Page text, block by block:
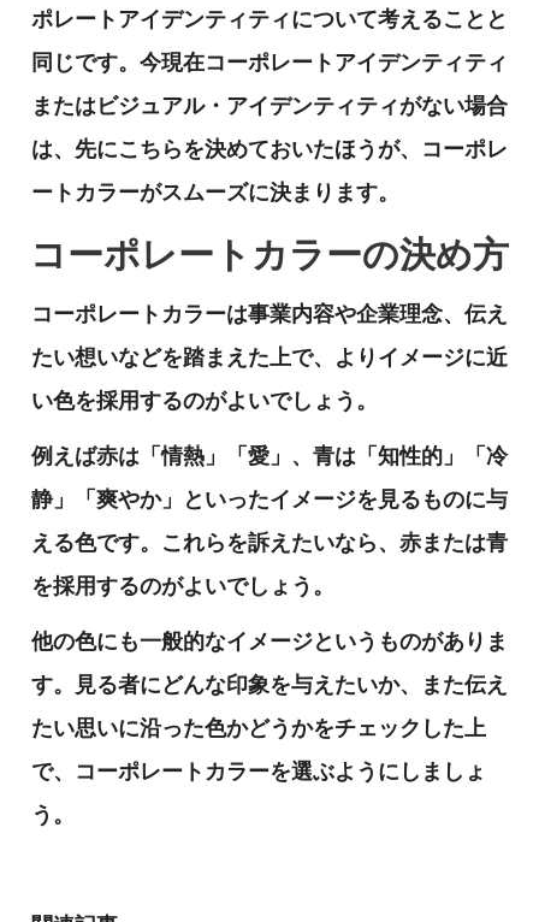
ポレートアイデンティティについて考えることと
同じです。今現在コーポレートアイデンティティ
またはビジュアル・アイデンティティがない場合
は、先にこちらを決めておいたほうが、コーポレ
ートカラーがスムーズに決まります。
コーポレートカラーの決め方
コーポレートカラーは事業内容や企業理念、伝え
たい想いなどを踏まえた上で、よりイメージに近
い色を採用するのがよいでしょう。
例えば赤は「情熱」「愛」、青は「知性的」「冷
静」「爽やか」といったイメージを見るものに与
える色です。これらを訴えたいなら、赤または青
を採用するのがよいでしょう。
他の色にも一般的なイメージというものがありま
す。見る者にどんな印象を与えたいか、また伝え
たい思いに沿った色かどうかをチェックした上
で、コーポレートカラーを選ぶようにしましょ
う。